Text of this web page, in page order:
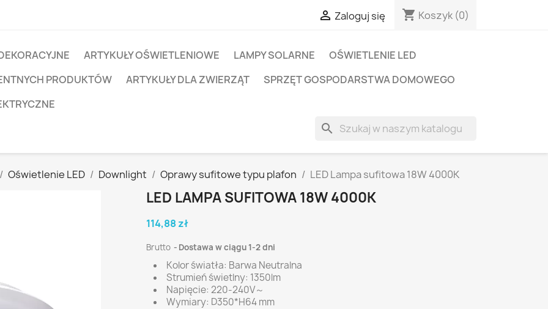
 Zaloguj się shopping_cart Koszyk (0)
ARTYKUŁY OŚWIETLENIOWE LAMPY SOLARNE
OŚWIETLENIE LED
PRODUKTÓW
ARTYKUŁY DLA ZWIERZĄT
SPRZĘT GOSPODARSTWA DOMOWEGO
search
Oświetlenie LED Downlight Oprawy sufitowe typu plafon LED Lampa sufitowa 18W 4000K
LED LAMPA SUFITOWA 18W 4000K
114,88 zł
Brutto Dostawa w ciągu 1-2 dni
Kolor światła: Barwa Neutralna
Strumień świetlny: 1350lm
Napięcie: 220-240V～
Wymiary: D350*H64 mm